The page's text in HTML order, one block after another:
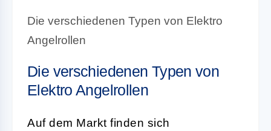
Die verschiedenen Typen von Elektro
Angelrollen
Die verschiedenen Typen von
Elektro Angelrollen
Auf dem Markt finden sich